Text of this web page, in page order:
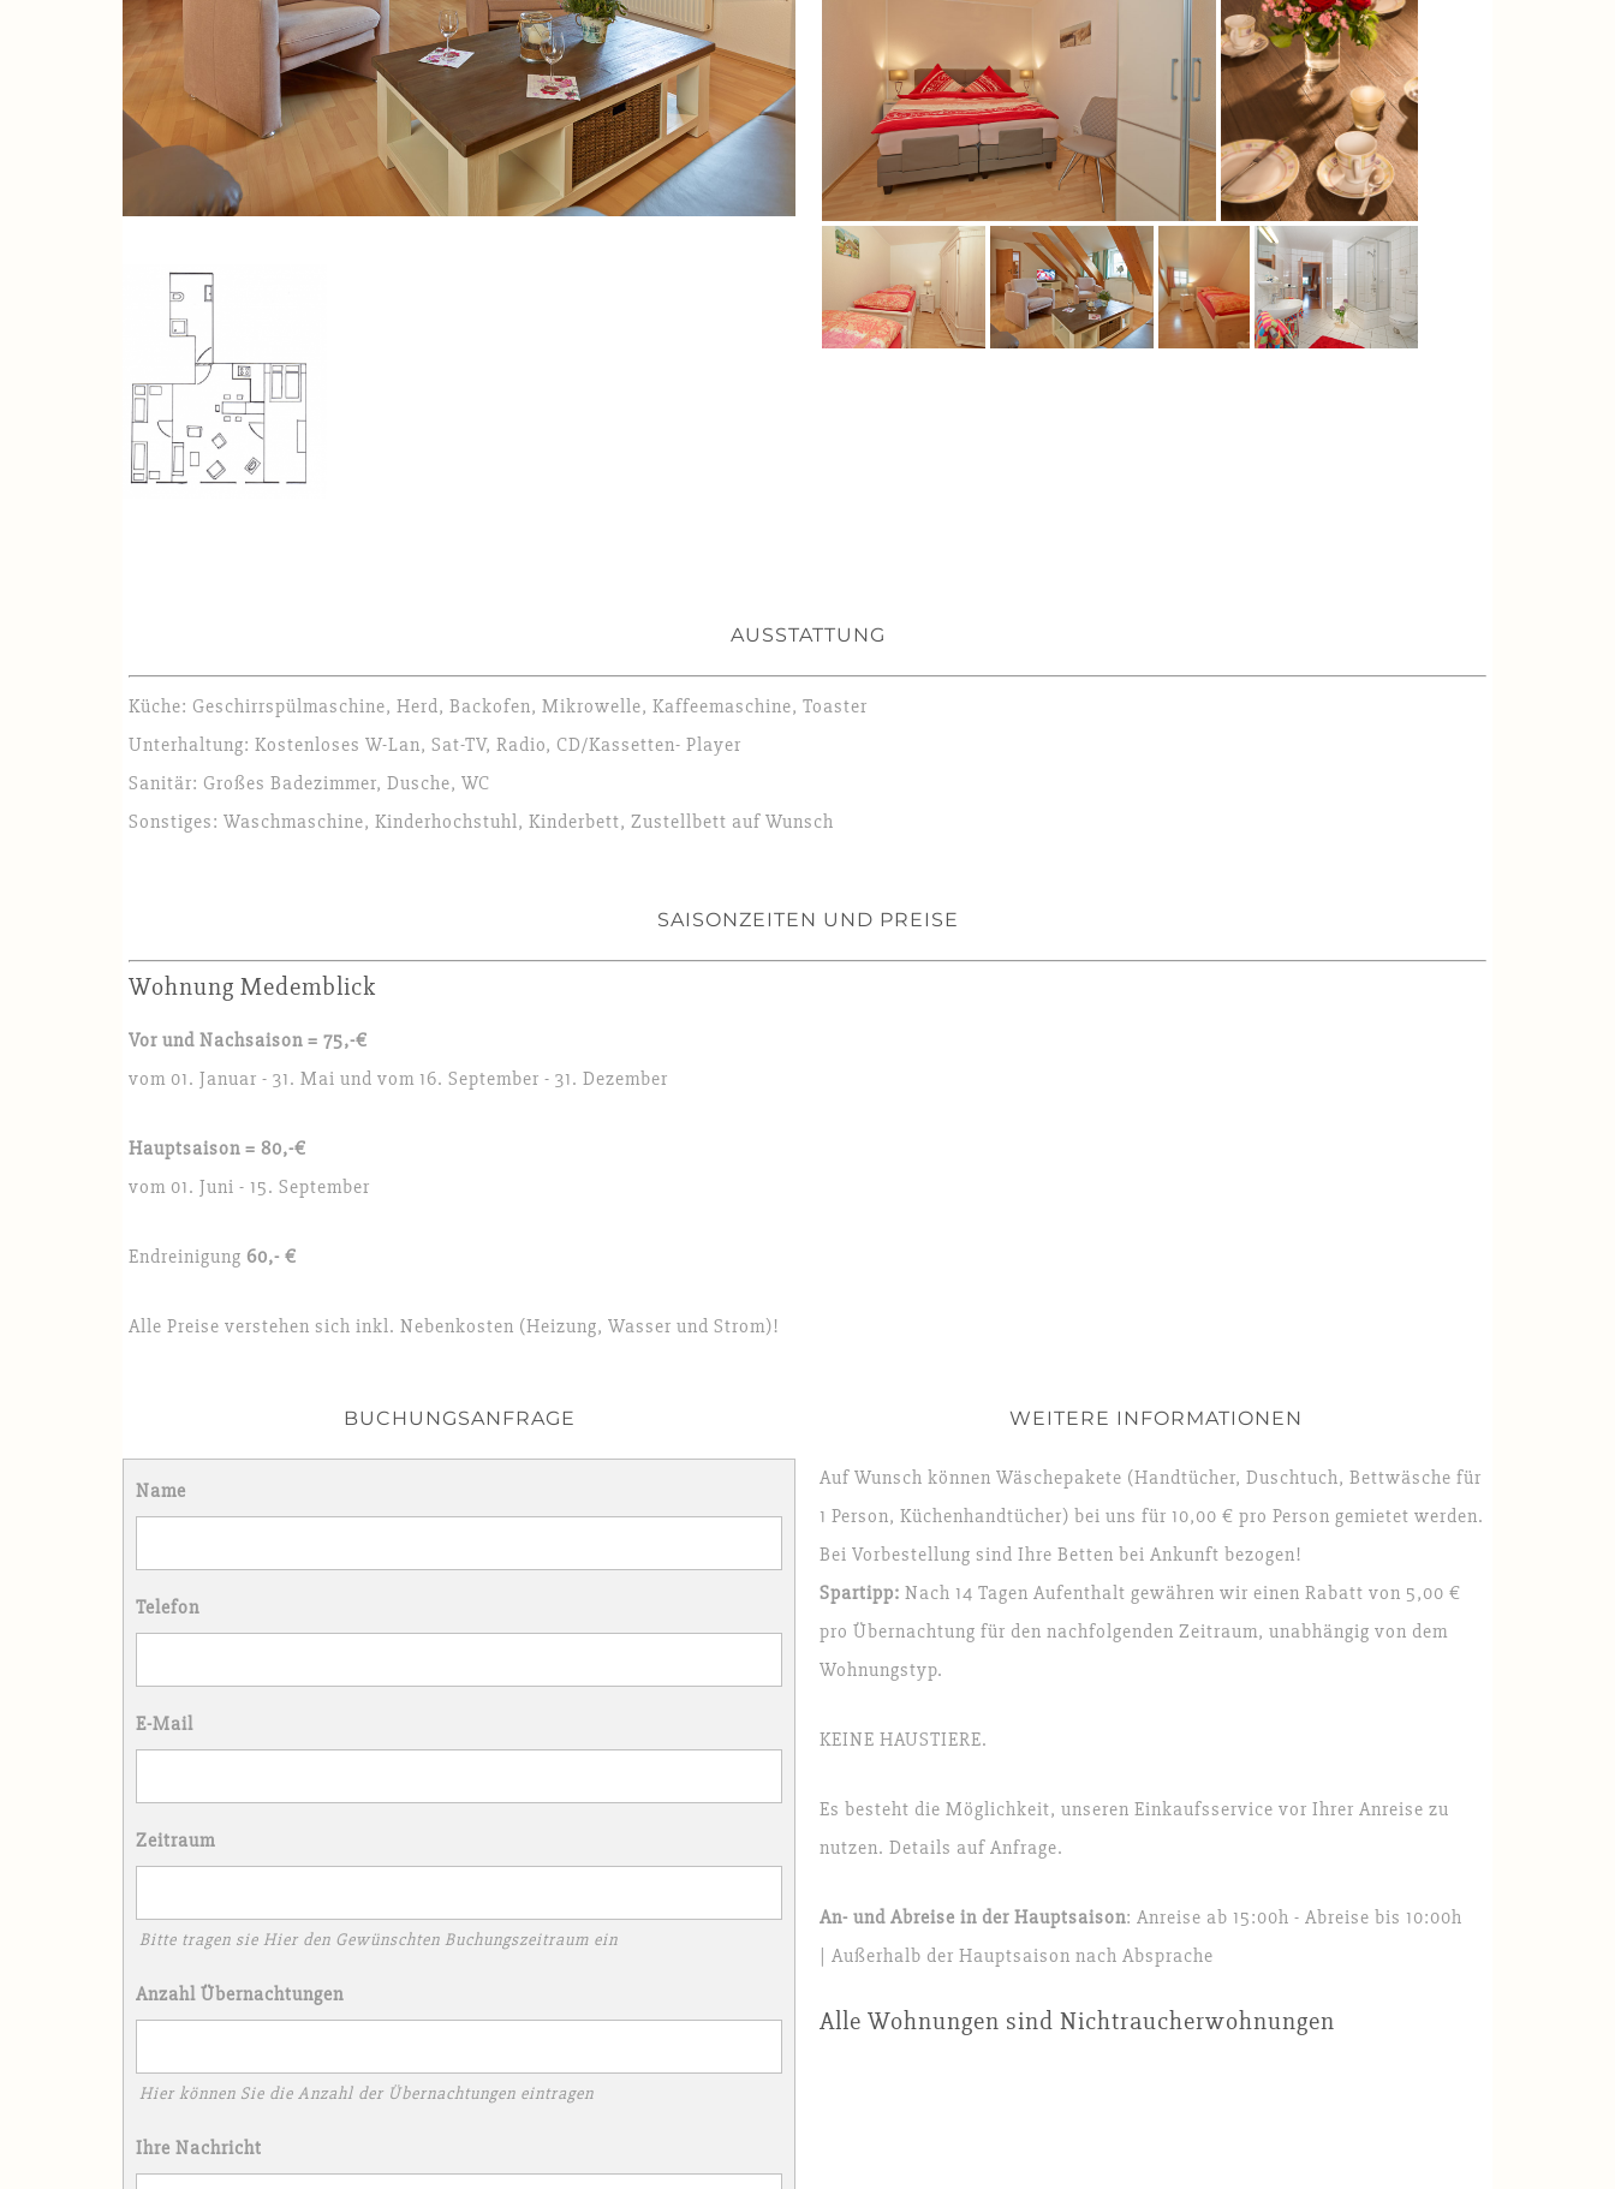
AUSSTATTUNG
Küche: Geschirrspülmaschine, Herd, Backofen, Mikrowelle, Kaffeemaschine, Toaster
Unterhaltung: Kostenloses W-Lan, Sat-TV, Radio, CD/Kassetten- Player
Sanitär: Großes Badezimmer, Dusche, WC
Sonstiges: Waschmaschine, Kinderhochstuhl, Kinderbett, Zustellbett auf Wunsch
SAISONZEITEN UND PREISE
Wohnung Medemblick
Vor und Nachsaison = 75,-€
vom 01. Januar - 31. Mai und vom 16. September - 31. Dezember
Hauptsaison = 80,-€
vom 01. Juni - 15. September
Endreinigung 60,- €
Alle Preise verstehen sich inkl. Nebenkosten (Heizung, Wasser und Strom)!
BUCHUNGSANFRAGE
Name
Telefon
E-Mail
Zeitraum
Bitte tragen sie Hier den Gewünschten Buchungszeitraum ein
Anzahl Übernachtungen
Hier können Sie die Anzahl der Übernachtungen eintragen
Ihre Nachricht
WEITERE INFORMATIONEN
Auf Wunsch können Wäschepakete (Handtücher, Duschtuch, Bettwäsche für
1 Person, Küchenhandtücher) bei uns für 10,00 € pro Person gemietet werden.
Bei Vorbestellung sind Ihre Betten bei Ankunft bezogen!
Spartipp: Nach 14 Tagen Aufenthalt gewähren wir einen Rabatt von 5,00 €
pro Übernachtung für den nachfolgenden Zeitraum, unabhängig von dem
Wohnungstyp.
KEINE HAUSTIERE.
Es besteht die Möglichkeit, unseren Einkaufsservice vor Ihrer Anreise zu
nutzen. Details auf Anfrage.
An- und Abreise in der Hauptsaison: Anreise ab 15:00h - Abreise bis 10:00h
| Außerhalb der Hauptsaison nach Absprache
Alle Wohnungen sind Nichtraucherwohnungen